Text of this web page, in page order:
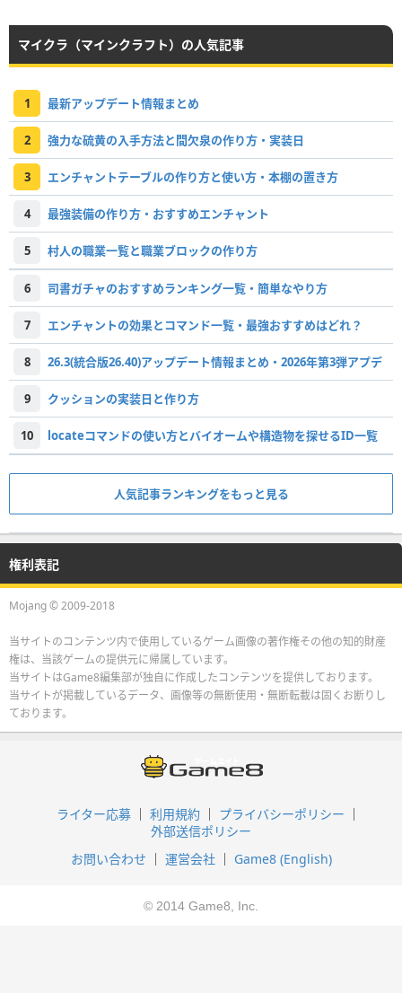
マイクラ（マインクラフト）の人気記事
1 最新アップデート情報まとめ
2 強力な硫黄の入手方法と間欠泉の作り方・実装日
3 エンチャントテーブルの作り方と使い方・本棚の置き方
4 最強装備の作り方・おすすめエンチャント
5 村人の職業一覧と職業ブロックの作り方
6 司書ガチャのおすすめランキング一覧・簡単なやり方
7 エンチャントの効果とコマンド一覧・最強おすすめはどれ？
8 26.3(統合版26.40)アップデート情報まとめ・2026年第3弾アプデ
9 クッションの実装日と作り方
10 locateコマンドの使い方とバイオームや構造物を探せるID一覧
人気記事ランキングをもっと見る
権利表記
Mojang © 2009-2018
当サイトのコンテンツ内で使用しているゲーム画像の著作権その他の知的財産
権は、当該ゲームの提供元に帰属しています。
当サイトはGame8編集部が独自に作成したコンテンツを提供しております。
当サイトが掲載しているデータ、画像等の無断使用・無断転載は固くお断りし
ております。
ライター応募 利用規約
プライバシーポリシー
外部送信ポリシー
お問い合わせ
運営会社 Game8 (English)
© 2014 Game8, Inc.